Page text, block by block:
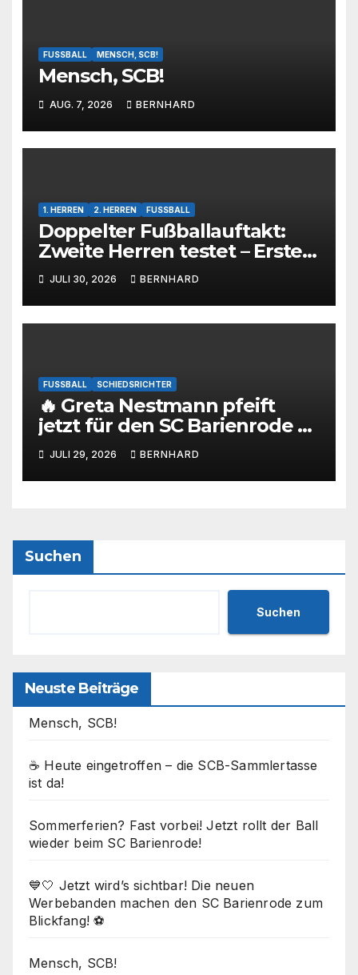
FUSSBALL MENSCH, SCB!
Mensch, SCB!
AUG. 7, 2026 BERNHARD
1. HERREN 2. HERREN FUSSBALL
Doppelter Fußballauftakt:
Zweite Herren testet – Erste
Herren startet im Kreispokal
JULI 30, 2026 BERNHARD
FUSSBALL SCHIEDSRICHTER
🔥 Greta Nestmann pfeift
jetzt für den SC Barienrode –
unsere jüngste
Schiedsrichterin hat die
Prüfung bestanden! 💙🤍⚽
JULI 29, 2026 BERNHARD
Suchen
Suchen
Neuste Beiträge
Mensch, SCB!
☕ Heute eingetroffen – die SCB-Sammlertasse
ist da!
Sommerferien? Fast vorbei! Jetzt rollt der Ball
wieder beim SC Barienrode!
💙🤍 Jetzt wird’s sichtbar! Die neuen
Werbebanden machen den SC Barienrode zum
Blickfang! ⚽
Mensch, SCB!